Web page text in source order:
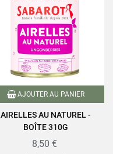
AJOUTER AU PANIER
AIRELLES AU NATUREL -
BOÎTE 310G
8,50 €